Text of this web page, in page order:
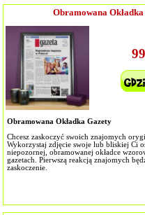
Obramowana
Obramowana Okładka Gazety
Chcesz zaskoczyć swoich znajomych
Wykorzystaj zdjęcie swoje lub bliskiej Ci
niepozornej, obramowanej okładce
gazetach. Pierwszą reakcją znajomych
zaskoczenie.